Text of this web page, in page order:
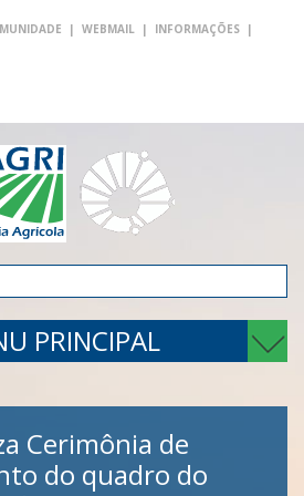
| WEBMAIL | INFORMAÇÕES |
PRINCIPAL
Cerimônia de
do quadro do